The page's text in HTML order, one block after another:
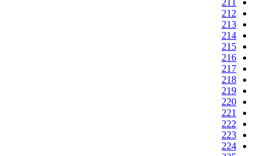
212
213
214
215
216
217
218
219
220
221
222
223
224